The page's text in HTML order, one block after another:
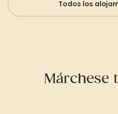
Todos los
Márchese